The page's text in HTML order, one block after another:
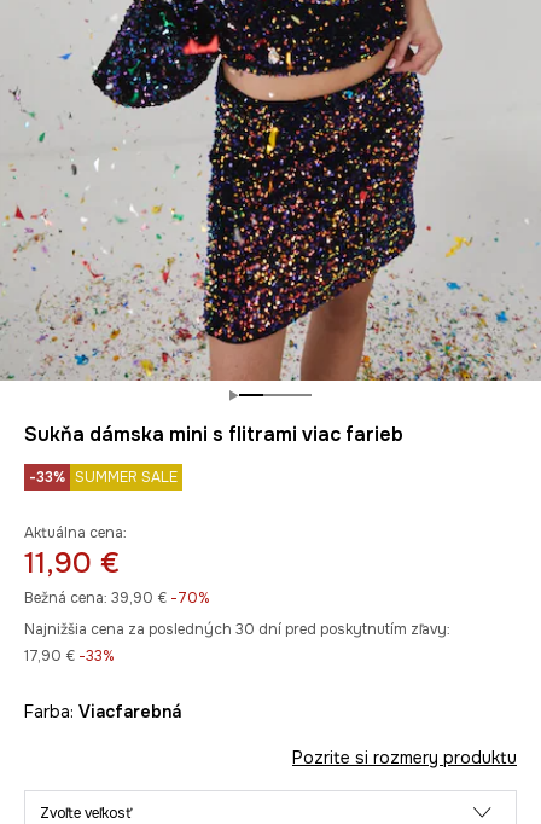
Sukňa dámska mini s flitrami viac farieb
-33% SUMMER SALE
Aktuálna cena:
11,90 €
Bežná cena: 39,90 € -70%
Najnižšia cena za posledných 30 dní pred poskytnutím zľavy:
17,90 € -33%
Farba: viacfarebná
Pozrite si rozmery produktu
Zvoľte veľkosť